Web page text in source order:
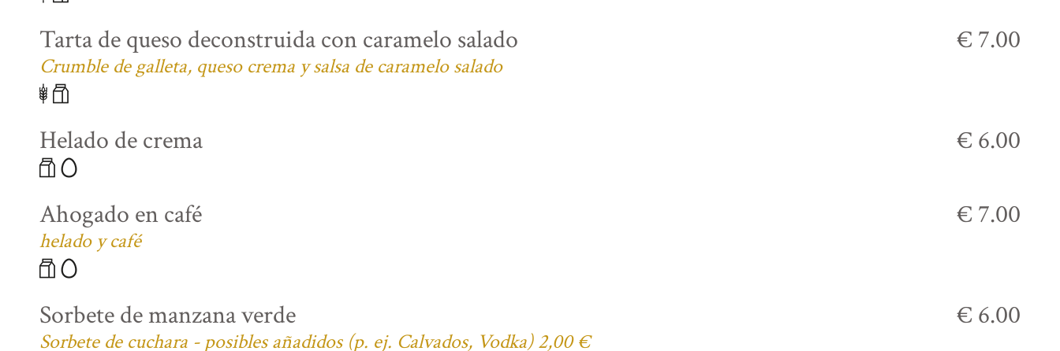
Tarta de queso deconstruida con caramelo salado
Crumble de galleta, queso crema y salsa de caramelo salado
€ 7.00
Helado de crema € 6.00
Ahogado en café
helado y café
€ 7.00
Sorbete de manzana verde
Sorbete de cuchara - posibles añadidos (p. ej. Calvados, Vodka) 2,00 €
€ 6.00